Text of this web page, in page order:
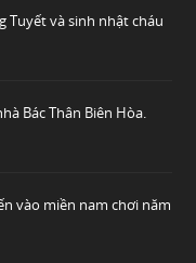
Tuyết và sinh nhật cháu
Bác Thân Biên Hòa.
vào miền nam chơi năm